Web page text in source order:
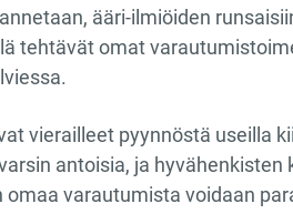
ääri-ilmiöiden
tehtävät omat
vierailleet pyynnöstä useilla
antoisia, ja
omaa varautumista voidaan